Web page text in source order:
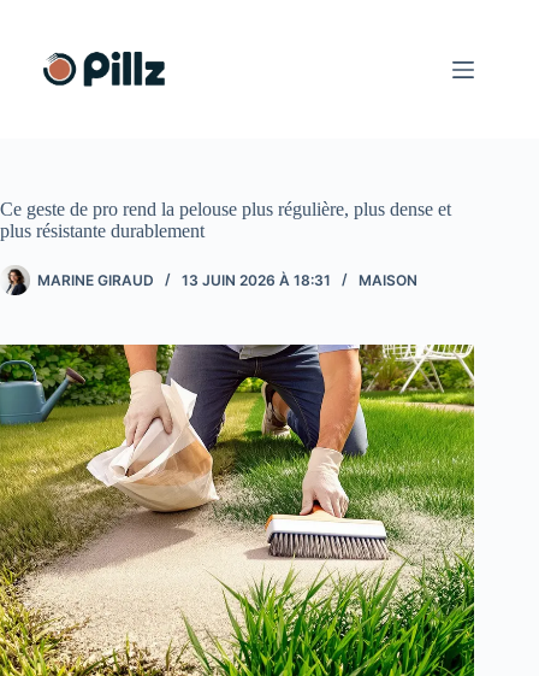
contenu
Ce geste de pro rend la pelouse plus régulière, plus dense et
plus résistante durablement
MARINE GIRAUD 13 JUIN 2026 À 18:31 MAISON